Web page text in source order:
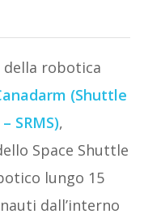
robotica
(Shuttle
SRMS),
Space Shuttle
lungo 15
dall’interno